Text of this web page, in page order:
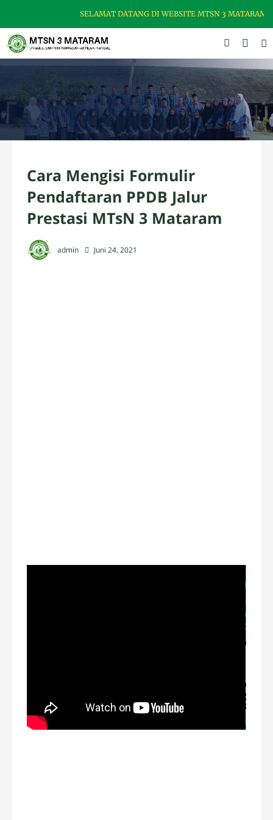
SELAMAT DATANG DI WEBSITE MTSN 3
Cara Mengisi Formulir
Pendaftaran PPDB Jalur
Prestasi MTsN 3 Mataram
admin Juni 24, 2021